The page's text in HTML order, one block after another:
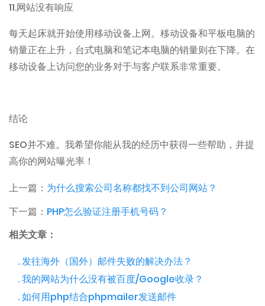
11.网站没有响应
每天起床就开始使用移动设备上网。移动设备和平板电脑的
销量正在上升，台式电脑和笔记本电脑的销量则在下降。在
移动设备上访问您的业务对于与客户联系非常重要。
结论
SEO并不难。我希望你能从我的经历中获得一些帮助，并提
高你的网站曝光率！
上一篇： 为什么搜索公司名称都找不到公司网站？
下一篇： PHP怎么验证注册手机号码？
相关文章：
. 发往海外（国外）邮件失败的解决办法？
. 我的网站为什么没有被百度/Google收录？
. 如何用php结合phpmailer发送邮件